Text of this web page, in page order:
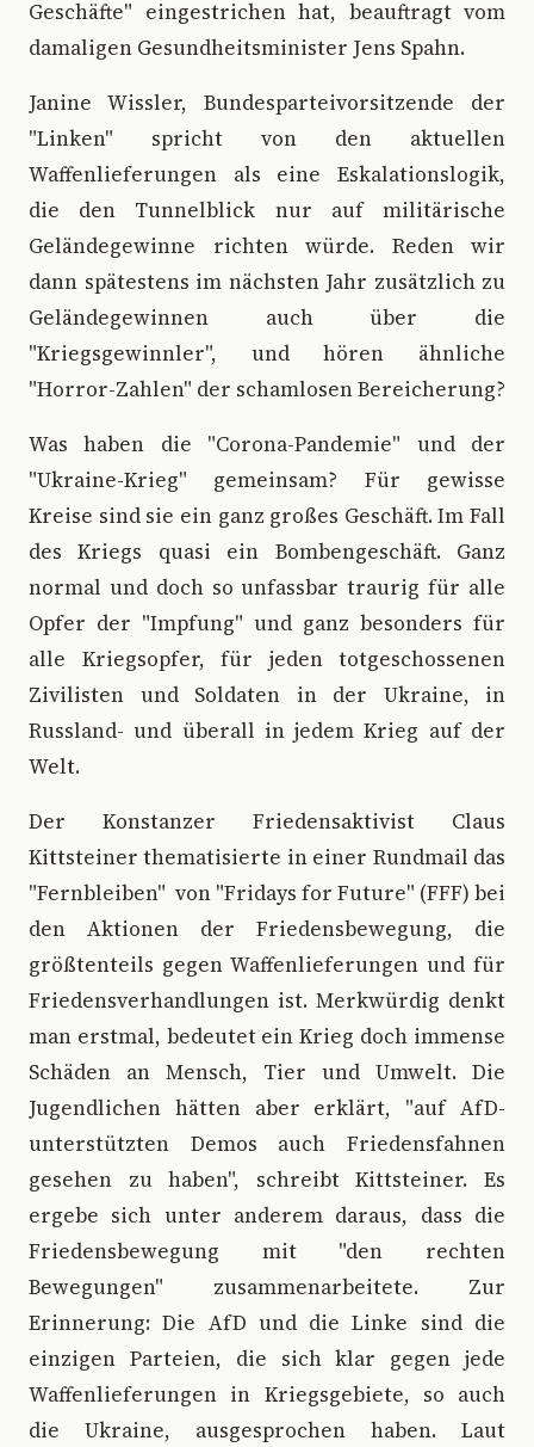
Geschäfte" eingestrichen hat, beauftragt vom
damaligen Gesundheitsminister Jens Spahn.
Janine Wissler, Bundesparteivorsitzende der
"Linken" spricht von den aktuellen
Waffenlieferungen als eine Eskalationslogik,
die den Tunnelblick nur auf militärische
Geländegewinne richten würde. Reden wir
dann spätestens im nächsten Jahr zusätzlich zu
Geländegewinnen auch über die
"Kriegsgewinnler", und hören ähnliche
"Horror-Zahlen" der schamlosen Bereicherung?
Was haben die "Corona-Pandemie" und der
"Ukraine-Krieg" gemeinsam? Für gewisse
Kreise sind sie ein ganz großes Geschäft. Im Fall
des Kriegs quasi ein Bombengeschäft. Ganz
normal und doch so unfassbar traurig für alle
Opfer der "Impfung" und ganz besonders für
alle Kriegsopfer, für jeden totgeschossenen
Zivilisten und Soldaten in der Ukraine, in
Russland- und überall in jedem Krieg auf der
Welt.
Der Konstanzer Friedensaktivist Claus
Kittsteiner thematisierte in einer Rundmail das
"Fernbleiben" von "Fridays for Future" (FFF) bei
den Aktionen der Friedensbewegung, die
größtenteils gegen Waffenlieferungen und für
Friedensverhandlungen ist. Merkwürdig denkt
man erstmal, bedeutet ein Krieg doch immense
Schäden an Mensch, Tier und Umwelt. Die
Jugendlichen hätten aber erklärt, "auf AfD-
unterstützten Demos auch Friedensfahnen
gesehen zu haben", schreibt Kittsteiner. Es
ergebe sich unter anderem daraus, dass die
Friedensbewegung mit "den rechten
Bewegungen" zusammenarbeitete. Zur
Erinnerung: Die AfD und die Linke sind die
einzigen Parteien, die sich klar gegen jede
Waffenlieferungen in Kriegsgebiete, so auch
die Ukraine, ausgesprochen haben. Laut